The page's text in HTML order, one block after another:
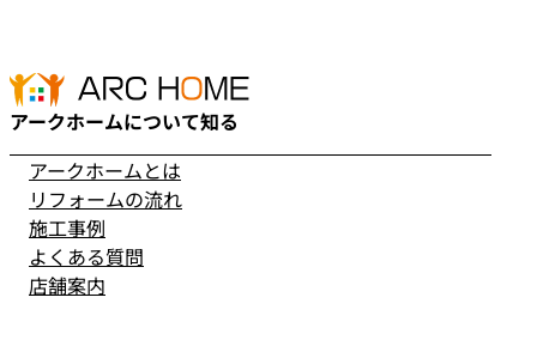
アークホームについて知る
アークホームとは
リフォームの流れ
施工事例
よくある質問
店舗案内